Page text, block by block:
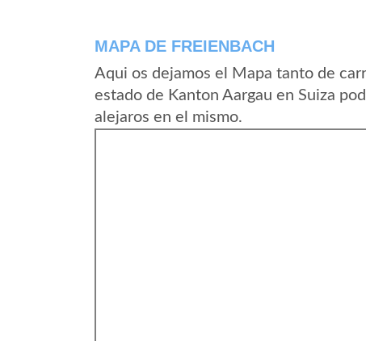
MAPA DE FREIENBACH
Aqui os dejamos el Mapa tanto de
estado de Kanton Aargau en Suiza
alejaros en el mismo.